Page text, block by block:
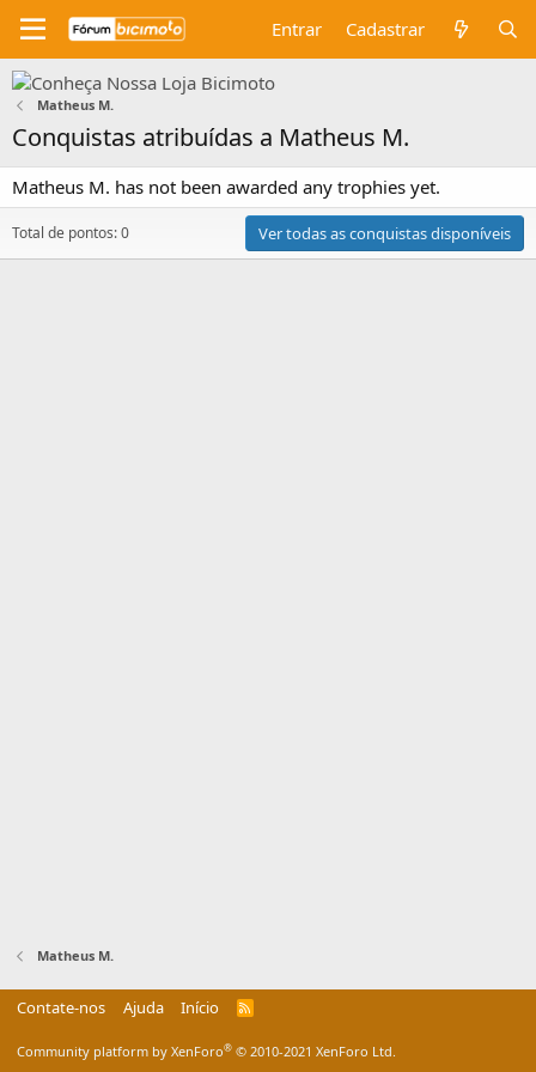
Entrar Cadastrar
Matheus M.
Conquistas atribuídas a Matheus M.
Matheus M. has not been awarded any trophies yet.
Total de pontos: 0 Ver todas as conquistas disponíveis
Matheus M.
Contate-nos Ajuda Início
R
Community platform by XenForo® © 2010-2021 XenForo Ltd.